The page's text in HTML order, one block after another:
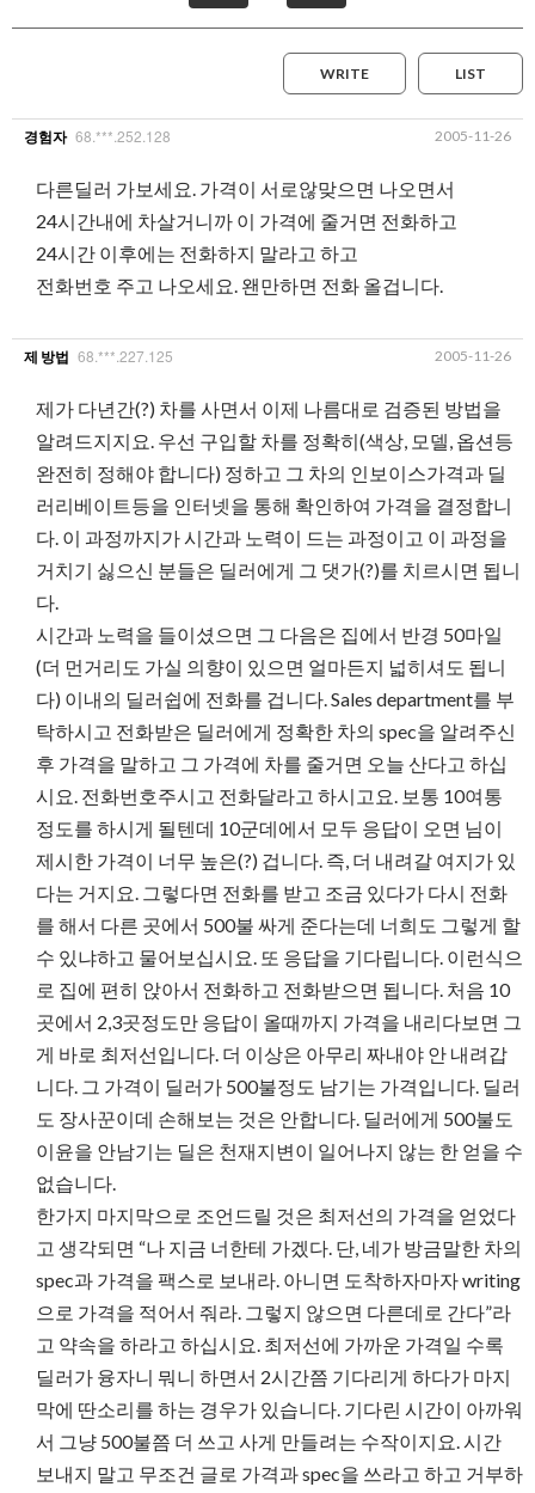
LIST
WRITE
경험자 68.***.252.128 2005-11-26
다른딜러 가보세요. 가격이 서로않맞으면 나오면서
24시간내에 차살거니까 이 가격에 줄거면 전화하고
24시간 이후에는 전화하지 말라고 하고
전화번호 주고 나오세요. 왠만하면 전화 올겁니다.
제 방법 68.***.227.125 2005-11-26
제가 다년간(?) 차를 사면서 이제 나름대로 검증된 방법을
알려드지지요. 우선 구입할 차를 정확히(색상, 모델, 옵션등
완전히 정해야 합니다) 정하고 그 차의 인보이스가격과 딜
러리베이트등을 인터넷을 통해 확인하여 가격을 결정합니
다. 이 과정까지가 시간과 노력이 드는 과정이고 이 과정을
거치기 싫으신 분들은 딜러에게 그 댓가(?)를 치르시면 됩니
다.
시간과 노력을 들이셨으면 그 다음은 집에서 반경 50마일
(더 먼거리도 가실 의향이 있으면 얼마든지 넓히셔도 됩니
다) 이내의 딜러쉽에 전화를 겁니다. Sales department를 부
탁하시고 전화받은 딜러에게 정확한 차의 spec을 알려주신
후 가격을 말하고 그 가격에 차를 줄거면 오늘 산다고 하십
시요. 전화번호주시고 전화달라고 하시고요. 보통 10여통
정도를 하시게 될텐데 10군데에서 모두 응답이 오면 님이
제시한 가격이 너무 높은(?) 겁니다. 즉, 더 내려갈 여지가 있
다는 거지요. 그렇다면 전화를 받고 조금 있다가 다시 전화
를 해서 다른 곳에서 500불 싸게 준다는데 너희도 그렇게 할
수 있냐하고 물어보십시요. 또 응답을 기다립니다. 이런식으
로 집에 편히 앉아서 전화하고 전화받으면 됩니다. 처음 10
곳에서 2,3곳정도만 응답이 올때까지 가격을 내리다보면 그
게 바로 최저선입니다. 더 이상은 아무리 짜내야 안 내려갑
니다. 그 가격이 딜러가 500불정도 남기는 가격입니다. 딜러
도 장사꾼이데 손해보는 것은 안합니다. 딜러에게 500불도
이윤을 안남기는 딜은 천재지변이 일어나지 않는 한 얻을 수
없습니다.
한가지 마지막으로 조언드릴 것은 최저선의 가격을 얻었다
고 생각되면 “나 지금 너한테 가겠다. 단, 네가 방금말한 차의
spec과 가격을 팩스로 보내라. 아니면 도착하자마자 writing
으로 가격을 적어서 줘라. 그렇지 않으면 다른데로 간다”라
고 약속을 하라고 하십시요. 최저선에 가까운 가격일 수록
딜러가 융자니 뭐니 하면서 2시간쯤 기다리게 하다가 마지
막에 딴소리를 하는 경우가 있습니다. 기다린 시간이 아까워
서 그냥 500불쯤 더 쓰고 사게 만들려는 수작이지요. 시간
보내지 말고 무조건 글로 가격과 spec을 쓰라고 하고 거부하